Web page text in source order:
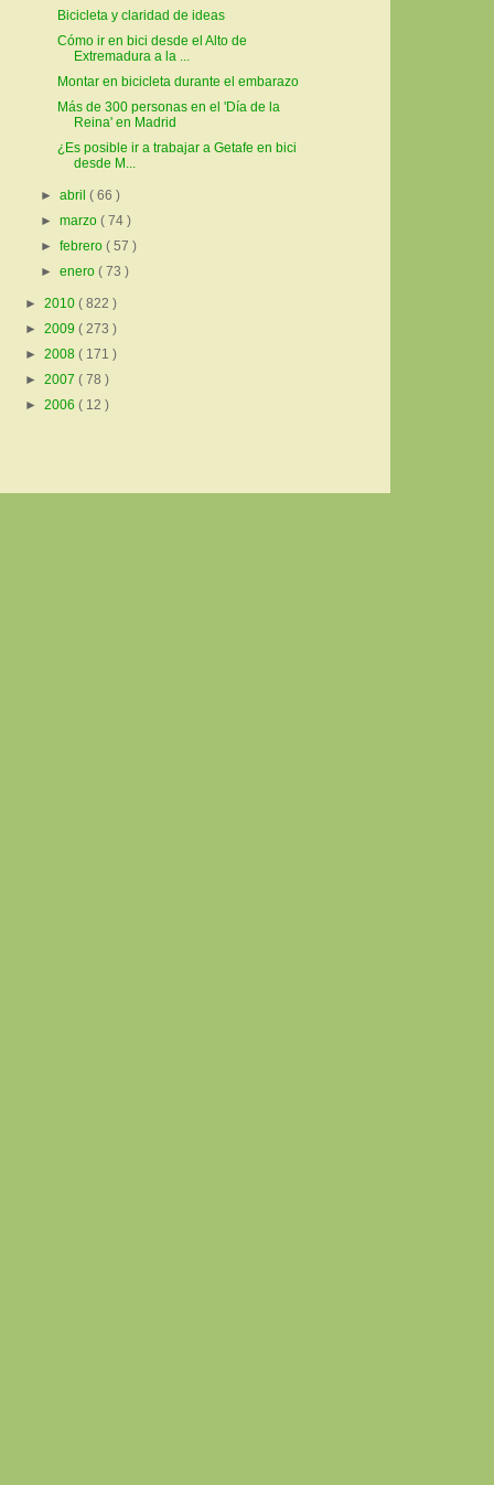
Bicicleta y claridad de ideas
Cómo ir en bici desde el Alto de
Extremadura a la ...
Montar en bicicleta durante el embarazo
Más de 300 personas en el 'Día de la
Reina' en Madrid
¿Es posible ir a trabajar a Getafe en bici
desde M...
►abril( 66 )
►marzo( 74 )
►febrero( 57 )
►enero( 73 )
► 2010 ( 822 )
► 2009 ( 273 )
► 2008 ( 171 )
► 2007 ( 78 )
► 2006 ( 12 )